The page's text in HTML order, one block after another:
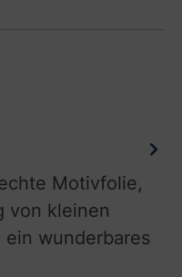
Motivfolie,
von kleinen
wunderbares